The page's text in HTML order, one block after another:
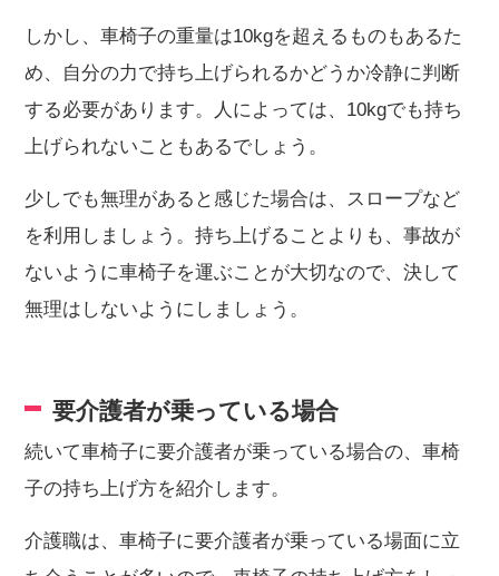
しかし、車椅子の重量は10kgを超えるものもあるた
め、自分の力で持ち上げられるかどうか冷静に判断
する必要があります。人によっては、10kgでも持ち
上げられないこともあるでしょう。
少しでも無理があると感じた場合は、スロープなど
を利用しましょう。持ち上げることよりも、事故が
ないように車椅子を運ぶことが大切なので、決して
無理はしないようにしましょう。
要介護者が乗っている場合
続いて車椅子に要介護者が乗っている場合の、車椅
子の持ち上げ方を紹介します。
介護職は、車椅子に要介護者が乗っている場面に立